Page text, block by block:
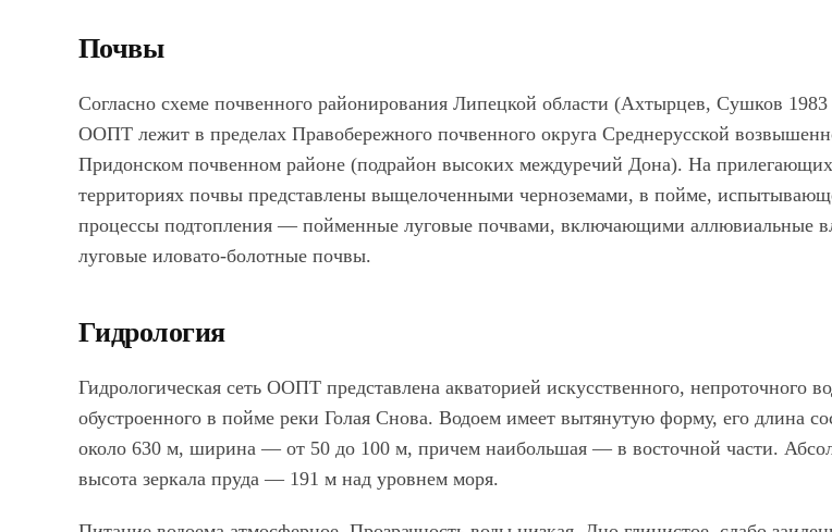
Почвы
Согласно схеме почвенного районирования Липецкой области (Ахтырцев, Сушков
ООПТ лежит в пределах Правобережного почвенного округа Среднерусской
Придонском почвенном районе (подрайон высоких междуречий Дона). На
территориях почвы представлены выщелоченными черноземами, в пойме,
процессы подтопления — пойменные луговые почвами, включающими аллювиальные
луговые иловато-болотные почвы.
Гидрология
Гидрологическая сеть ООПТ представлена акваторией искусственного, непроточного
обустроенного в пойме реки Голая Снова. Водоем имеет вытянутую форму, его длина
около 630 м, ширина — от 50 до 100 м, причем наибольшая — в восточной части.
высота зеркала пруда — 191 м над уровнем моря.